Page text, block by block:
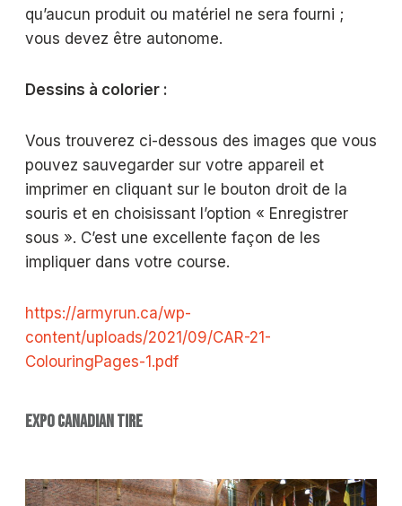
qu’aucun produit ou matériel ne sera fourni ;
vous devez être autonome.
Dessins à colorier :
Vous trouverez ci-dessous des images que vous
pouvez sauvegarder sur votre appareil et
imprimer en cliquant sur le bouton droit de la
souris et en choisissant l’option « Enregistrer
sous ». C’est une excellente façon de les
impliquer dans votre course.
https://armyrun.ca/wp-
content/uploads/2021/09/CAR-21-
ColouringPages-1.pdf
EXPO CANADIAN TIRE